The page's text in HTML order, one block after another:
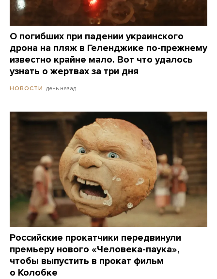
О погибших при падении украинского
дрона на пляж в Геленджике по-прежнему
известно крайне мало. Вот что удалось
узнать о жертвах за три дня
НОВОСТИ день назад
Российские прокатчики передвинули
премьеру нового «Человека-паука»,
чтобы выпустить в прокат фильм
о Колобке